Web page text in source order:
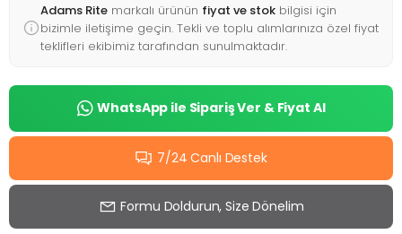
Adams Rite markalı ürünün fiyat ve stok bilgisi için
bizimle iletişime geçin. Tekli ve toplu alımlarınıza özel fiyat
teklifleri ekibimiz tarafından sunulmaktadır.
WhatsApp ile Sipariş Ver & Fiyat Al
7/24 Canlı Destek
Formu Doldurun, Size Dönelim